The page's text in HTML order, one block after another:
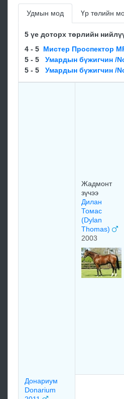
Удмын мод Үр төлийн
5 үе доторх төрлийн
4 - 5 Мистер Проспектор
5 - 5
Умардын бүжигчин /
5 - 5
Умардын бүжигчин /
Донариум
Donarium
Жадмонт
зүчээ
Дилан
Томас
(Dylan
Thomas)
2003